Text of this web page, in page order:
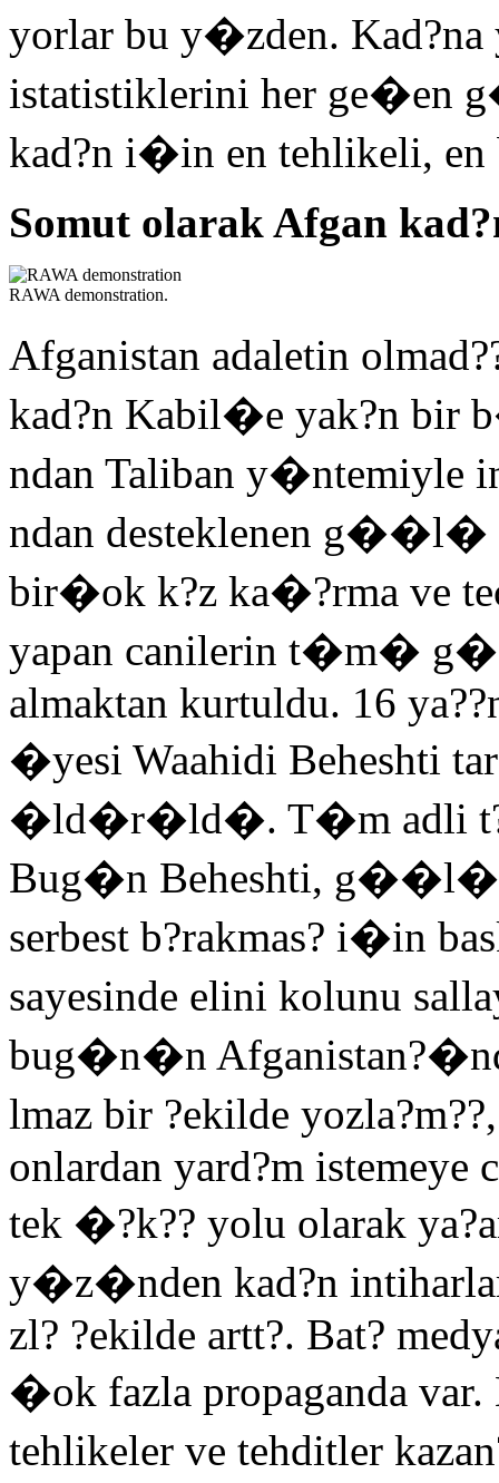
yorlar bu y�zden.
istatistiklerini her ge�en
kad?n i�in en tehlikeli, en
Somut olarak Afgan
RAWA demonstration.
Afganistan adaletin
kad?n Kabil�e yak?n bir
ndan Taliban y�ntemiyle
ndan desteklenen g��l�
bir�ok k?z ka�?rma ve
yapan canilerin t�m�
almaktan kurtuldu. 16
�yesi Waahidi Beheshti
�ld�r�ld�. T�m adli t?p
Bug�n Beheshti, g��l�
serbest b?rakmas? i�in
sayesinde elini kolunu
bug�n�n
lmaz bir ?ekilde
onlardan yard?m istemeye
tek �?k?? yolu olarak
y�z�nden kad?n
zl? ?ekilde artt?. Bat?
�ok fazla propaganda
tehlikeler ve tehditler